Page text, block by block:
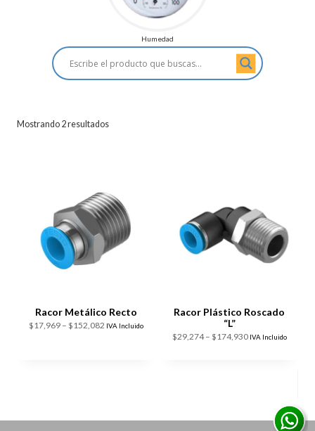
Humedad
Mostrando 2 resultados
Racor Metálico Recto
$17,969 – $152,082Price
IVA Incluido
Racor Plástico Roscado
“L”
$29,274 – $174,930Price
IVA Incluido